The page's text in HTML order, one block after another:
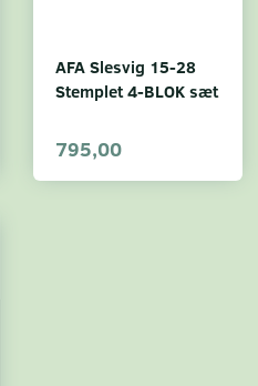
AFA Slesvig 15-28
Stemplet 4-BLOK sæt
795,00